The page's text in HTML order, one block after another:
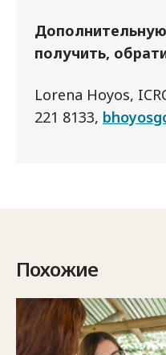
получить,
Lorena Hoyos,
221 8133,
Похожие